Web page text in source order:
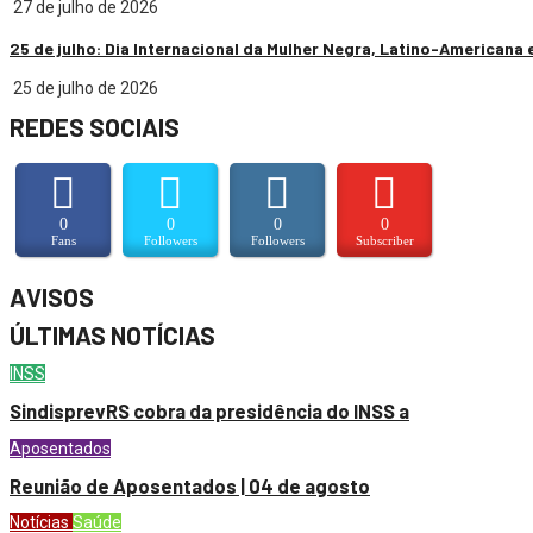
27 de julho de 2026
25 de julho: Dia Internacional da Mulher Negra, Latino-Americana
25 de julho de 2026
REDES SOCIAIS
0
Fans
0
Followers
0
Followers
0
Subscriber
AVISOS
ÚLTIMAS NOTÍCIAS
INSS
SindisprevRS cobra da presidência do INSS a
Aposentados
Reunião de Aposentados | 04 de agosto
Notícias Saúde